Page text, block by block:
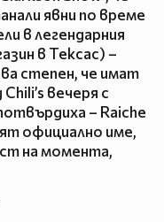
явни по време
в легендарния
в Тексас) –
степен, че имат
вечеря с
– Raiche
официално име,
на момента,